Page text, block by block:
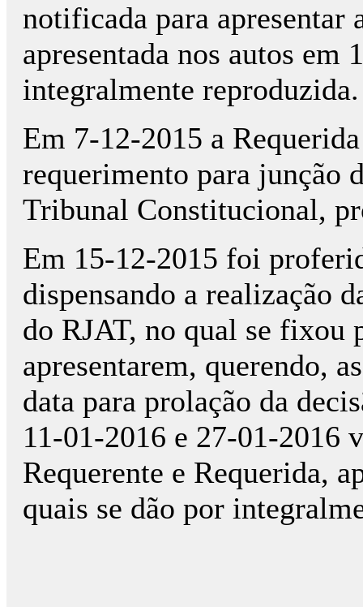
notificada para apresentar
apresentada nos autos em
integralmente reproduzida.
Em 7-12-2015 a
requerimento para junção
Tribunal Constitucional,
Em 15-12-2015 foi
dispensando a realização
do RJAT, no qual se fixou
apresentarem, querendo,
data para prolação da
11-01-2016 e 27-01-2016
Requerente e Requerida,
quais se dão por